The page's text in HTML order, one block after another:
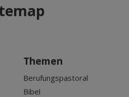
Themen
Berufungspastoral
Bibel